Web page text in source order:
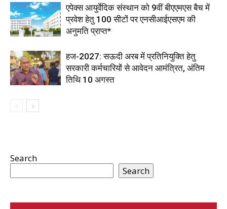
एपेक्स आयुर्वेदिक संस्थान को 9वीं बीएएमएस बैच में
प्रवेश हेतु 100 सीटों पर एनसीआईएसएम की
अनुमति प्राप्त*
हज-2027: सऊदी अरब में प्रतिनियुक्ति हेतु
सरकारी कर्मचारियों से आवेदन आमंत्रित, अंतिम
तिथि 10 अगस्त
Search
Search